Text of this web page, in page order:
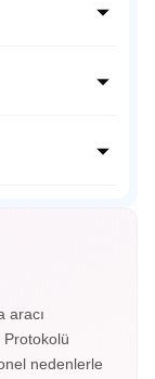
atmosferini
güzelliğe sahip;
gördükçe bu
Koenigsbourg
alarak
aracı
nedenlerle